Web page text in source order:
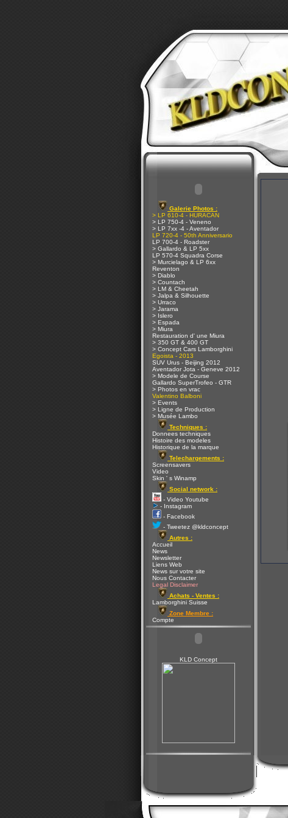
Galerie Photos :
> LP 610-4 - HURACAN
> LP 750-4 - Veneno
> LP 7xx -4 - Aventador
LP 720-4 - 50th Anniversario
LP 700-4 - Roadster
> Gallardo & LP 5xx
LP 570-4 Squadra Corse
> Murcielago & LP 6xx
Reventon
> Diablo
> Countach
> LM & Cheetah
> Jalpa & Silhouette
> Urraco
> Jarama
> Islero
> Espada
> Miura
Restauration d' une Miura
> 350 GT & 400 GT
> Concept Cars Lamborghini
Egoista - 2013
SUV Urus - Beijing 2012
Aventador Jota - Geneve 2012
> Modele de Course
Gallardo SuperTrofeo - GTR
> Photos en vrac
Valentino Balboni
> Events
> Ligne de Production
> Musée Lambo
Techniques :
Donnees techniques
Histoire des modeles
Historique de la marque
Telechargements :
Screensavers
Video
Skin ' s Winamp
Social network :
- Video Youtube
- Instagram
- Facebook
- Tweetez @kldconcept
Autres :
Accueil
News
Newsletter
Liens Web
News sur votre site
Nous Contacter
Legal Disclaimer
Achats - Ventes :
Lamborghini Suisse
Zone Membre :
Compte
KLD Concept